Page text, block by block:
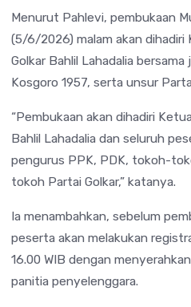
Menurut Pahlevi, pembukaan
(5/6/2026) malam akan
Golkar Bahlil Lahadalia
Kosgoro 1957, serta unsur
“Pembukaan akan dihadiri
Bahlil Lahadalia dan seluruh
pengurus PPK, PDK, tokoh-
tokoh Partai Golkar,” katanya.
Ia menambahkan, sebelum
peserta akan melakukan
16.00 WIB dengan
panitia penyelenggara.